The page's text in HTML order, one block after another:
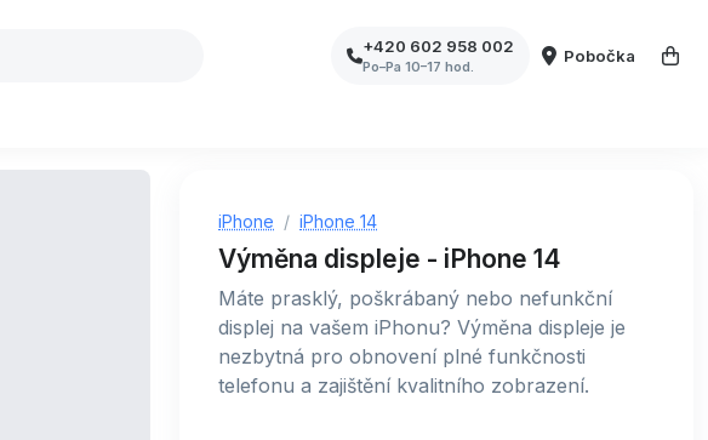
+420 602 958 002
Po–Pa 10–17 hod.
Pobočka
iPhone iPhone 14
Výměna displeje - iPhone 14
Máte prasklý, poškrábaný nebo nefunkční
displej na vašem iPhonu? Výměna displeje je
nezbytná pro obnovení plné funkčnosti
telefonu a zajištění kvalitního zobrazení.